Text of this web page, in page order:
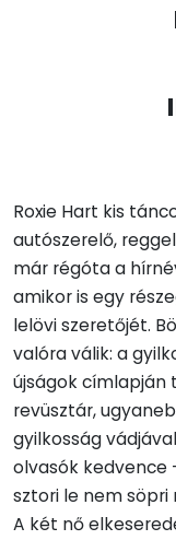
Roxie Hart kis
autószerelő,
már régóta a
amikor is egy
lelövi szeretőjét.
valóra válik: a
újságok címlapján
revüsztár,
gyilkosság
olvasók kedvence
sztori le nem
A két nő